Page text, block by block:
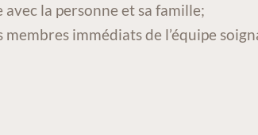
la personne et sa famille;
immédiats de l’équipe